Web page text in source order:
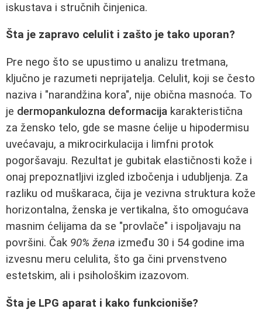
iskustava i stručnih činjenica.
Šta je zapravo celulit i zašto je tako uporan?
Pre nego što se upustimo u analizu tretmana,
ključno je razumeti neprijatelja. Celulit, koji se često
naziva i "narandžina kora", nije obična masnoća. To
je dermopankulozna deformacija karakteristična
za žensko telo, gde se masne ćelije u hipodermisu
uvećavaju, a mikrocirkulacija i limfni protok
pogoršavaju. Rezultat je gubitak elastičnosti kože i
onaj prepoznatljivi izgled izbočenja i udubljenja. Za
razliku od muškaraca, čija je vezivna struktura kože
horizontalna, ženska je vertikalna, što omogućava
masnim ćelijama da se "provlače" i ispoljavaju na
površini. Čak 90% žena između 30 i 54 godine ima
izvesnu meru celulita, što ga čini prvenstveno
estetskim, ali i psihološkim izazovom.
Šta je LPG aparat i kako funkcioniše?